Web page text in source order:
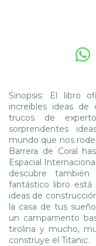
Sinopsis: El libro
increíbles ideas de
trucos de
sorprendentes
mundo que nos
Barrera de Coral
Espacial
descubre también
fantástico libro
ideas de
la casa de tus
un campamento
tirolina y mucho,
construye el Titanic.